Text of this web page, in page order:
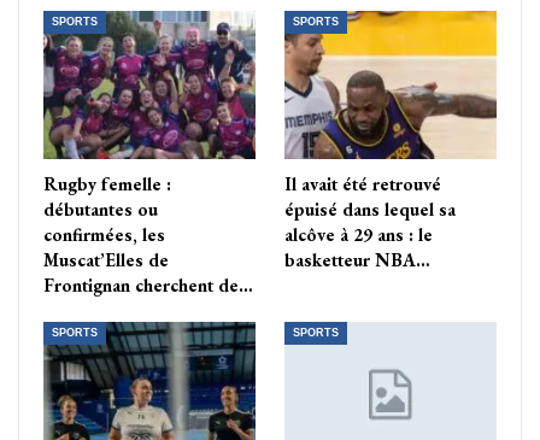
SPORTS
Rugby femelle :
débutantes ou
confirmées, les
Muscat’Elles de
Frontignan cherchent de…
SPORTS
Il avait été retrouvé
épuisé dans lequel sa
alcôve à 29 ans : le
basketteur NBA…
SPORTS SPORTS